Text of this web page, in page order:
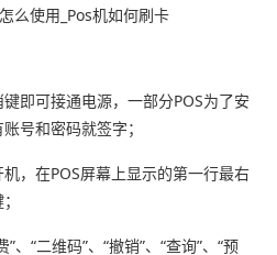
即可接通电源，一部分POS为了安
号和密码就签字；
，在POS屏幕上显示的第一行最右
、“二维码”、“撤销”、“查询”、“预